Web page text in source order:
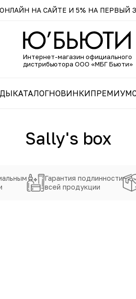
НА САЙТЕ И 5% НА ПЕРВЫЙ
Интернет-магазин официального
дистрибьютора ООО «МБГ Бьюти»
КАТАЛОГНОВИНКИПРЕМИУМ
Sally's box
Гарантия подлинности
всей продукции